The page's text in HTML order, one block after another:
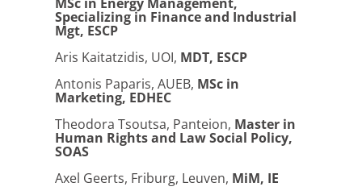
Specializing in Finance and Industrial
Mgt, ESCP
Aris Kaitatzidis, UOI, MDT, ESCP
Antonis Paparis, AUEB, MSc in
Marketing, EDHEC
Theodora Tsoutsa, Panteion, Master in
Human Rights and Law Social Policy,
SOAS
Axel Geerts, Friburg, Leuven, MiM, IE